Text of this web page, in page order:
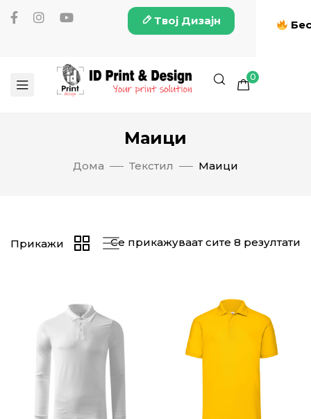
Твој Дизајн
0
Маици
Дома Текстил Маици
Се прикажуваат сите 8 резултати
Прикажи